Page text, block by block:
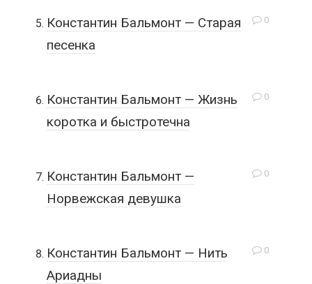
0
Константин Бальмонт — Старая
песенка
0
Константин Бальмонт — Жизнь
коротка и быстротечна
0
Константин Бальмонт —
Норвежская девушка
0
Константин Бальмонт — Нить
Ариадны